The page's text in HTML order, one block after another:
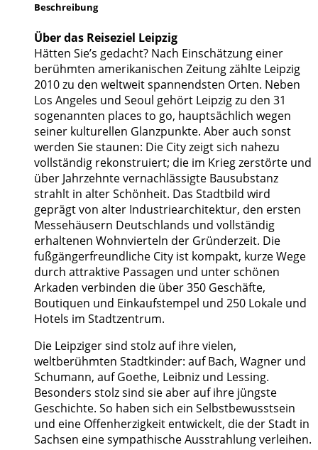
Beschreibung
Über das Reiseziel Leipzig
Hätten Sie’s gedacht? Nach Einschätzung einer
berühmten amerikanischen Zeitung zählte Leipzig
2010 zu den weltweit spannendsten Orten. Neben
Los Angeles und Seoul gehört Leipzig zu den 31
sogenannten places to go, hauptsächlich wegen
seiner kulturellen Glanzpunkte. Aber auch sonst
werden Sie staunen: Die City zeigt sich nahezu
vollständig rekonstruiert; die im Krieg zerstörte und
über Jahrzehnte vernachlässigte Bausubstanz
strahlt in alter Schönheit. Das Stadtbild wird
geprägt von alter Industriearchitektur, den ersten
Messehäusern Deutschlands und vollständig
erhaltenen Wohnvierteln der Gründerzeit. Die
fußgängerfreundliche City ist kompakt, kurze Wege
durch attraktive Passagen und unter schönen
Arkaden verbinden die über 350 Geschäfte,
Boutiquen und Einkaufstempel und 250 Lokale und
Hotels im Stadtzentrum.
Die Leipziger sind stolz auf ihre vielen,
weltberühmten Stadtkinder: auf Bach, Wagner und
Schumann, auf Goethe, Leibniz und Lessing.
Besonders stolz sind sie aber auf ihre jüngste
Geschichte. So haben sich ein Selbstbewusstsein
und eine Offenherzigkeit entwickelt, die der Stadt in
Sachsen eine sympathische Ausstrahlung verleihen.